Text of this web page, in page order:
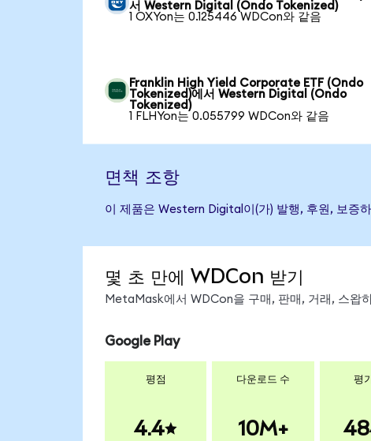
서 Western Digital (Ondo Tokenized)
1 OXYon는 0.125446 WDCon와 같음
Franklin High Yield Corporate ETF (Ondo
Tokenized)에서 Western Digital (Ondo
Tokenized)
1 FLHYon는 0.055799 WDCon와 같음
면책 조항
이 제품은 Western Digital이(가) 발행, 후원, 보증
몇 초 만에 WDCon 받기
MetaMask에서 WDCon을 구매, 판매, 거래, 스왑
Google Play
평점
4.4
다운로드 수
10M+
평